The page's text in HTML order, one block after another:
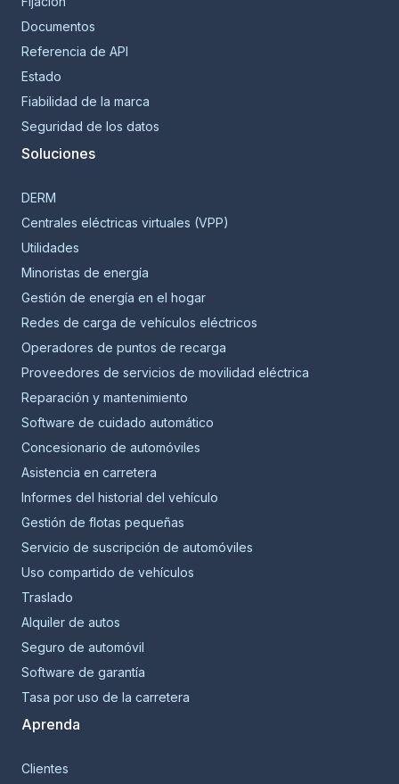
Documentos
Referencia de API
Estado
Fiabilidad de la marca
Seguridad de los datos
Soluciones
DERM
Centrales eléctricas virtuales (VPP)
Utilidades
Minoristas de energía
Gestión de energía en el hogar
Redes de carga de vehículos eléctricos
Operadores de puntos de recarga
Proveedores de servicios de movilidad eléctrica
Reparación y mantenimiento
Software de cuidado automático
Concesionario de automóviles
Asistencia en carretera
Informes del historial del vehículo
Gestión de flotas pequeñas
Servicio de suscripción de automóviles
Uso compartido de vehículos
Traslado
Alquiler de autos
Seguro de automóvil
Software de garantía
Tasa por uso de la carretera
Aprenda
Clientes